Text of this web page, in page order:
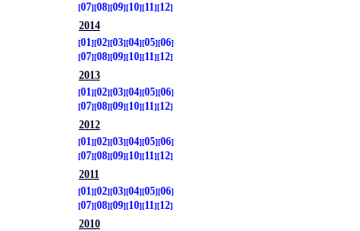
07 08 09 10 11
12
2014
01
02 03 04 05 06
07 08 09 10 11
12
2013
01
02 03 04 05 06
07 08 09 10 11
12
2012
01
02 03 04 05 06
07 08 09 10 11
12
2011
01
02 03 04 05 06
07 08 09 10 11
12
2010